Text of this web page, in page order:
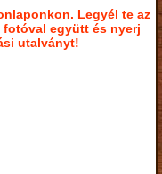
Legyél te az
együtt és nyerj
utalványt!